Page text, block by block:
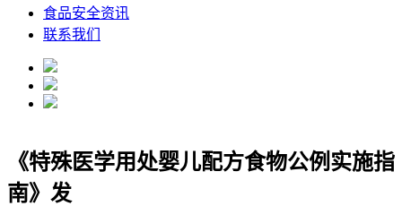
食品安全资讯
联系我们
《特殊医学用处婴儿配方食物公例实施指
南》发